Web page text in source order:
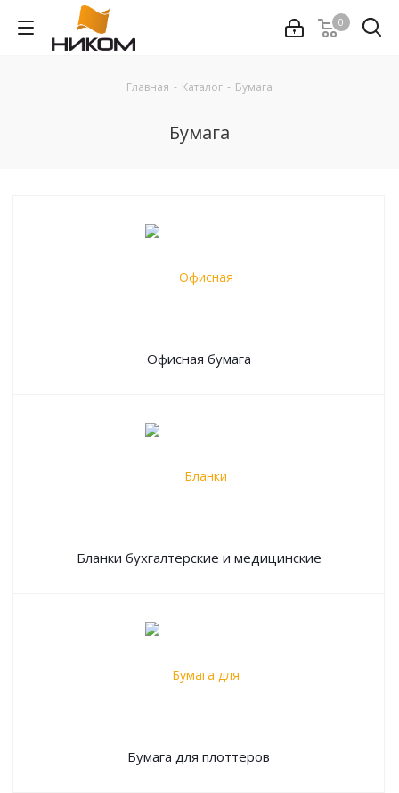
0
Главная - Каталог - Бумага
Бумага
Офисная бумага
Бланки бухгалтерские и медицинские
Бумага для плоттеров